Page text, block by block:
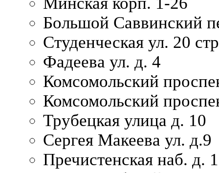
Большой Саввинский
Студенческая ул. 20
Фадеева ул. д. 4
Комсомольский
Комсомольский
Трубецкая улица д. 10
Сергея Макеева ул. д.9
Пречистенская наб. д.